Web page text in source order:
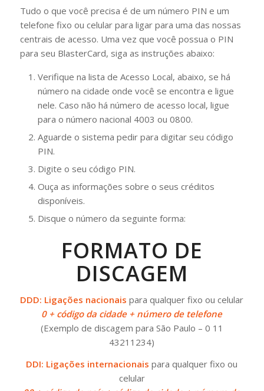
Tudo o que você precisa é de um número PIN e um
telefone fixo ou celular para ligar para uma das nossas
centrais de acesso. Uma vez que você possua o PIN
para seu BlasterCard, siga as instruções abaixo:
Verifique na lista de Acesso Local, abaixo, se há
número na cidade onde você se encontra e ligue
nele. Caso não há número de acesso local, ligue
para o número nacional 4003 ou 0800.
Aguarde o sistema pedir para digitar seu código
PIN.
Digite o seu código PIN.
Ouça as informações sobre o seus créditos
disponíveis.
Disque o número da seguinte forma:
FORMATO DE
DISCAGEM
DDD: Ligações nacionais para qualquer fixo ou celular
0 + código da cidade + número de telefone
(Exemplo de discagem para São Paulo – 0 11
43211234)
DDI: Ligações internacionais para qualquer fixo ou
celular